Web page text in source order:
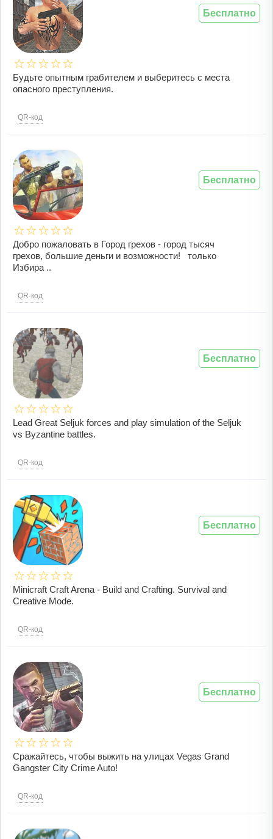
Будьте опытным грабителем и выберитесь с места
опасного преступления.
QR-код
Бесплатно
Добро пожаловать в Город грехов - город тысяч
грехов, большие деньги и возможности! только
Избира ..
QR-код
Бесплатно
Lead Great Seljuk forces and play simulation of the Seljuk
vs Byzantine battles.
QR-код
Бесплатно
Minicraft Craft Arena - Build and Crafting. Survival and
Creative Mode.
QR-код
Бесплатно
Сражайтесь, чтобы выжить на улицах Vegas Grand
Gangster City Crime Auto!
QR-код
Бесплатно